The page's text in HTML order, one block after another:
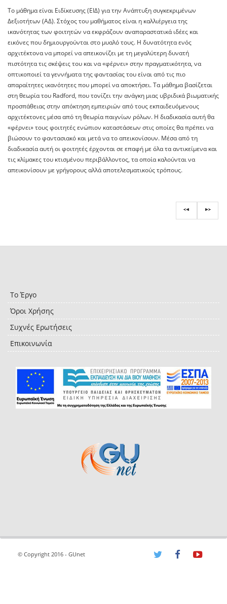
To μάθημα είναι Ειδίκευσης (ΕΙΔ) για την Ανάπτυξη συγκεκριμένων
Δεξιοτήτων (ΑΔ). Στόχος του μαθήματος είναι η καλλιέργεια της
ικανότητας των φοιτητών να εκφράζουν αναπαραστατικά ιδέες και
εικόνες που δημιουργούνται στο μυαλό τους. Η δυνατότητα ενός
αρχιτέκτονα να μπορεί να απεικονίζει με τη μεγαλύτερη δυνατή
πιστότητα τις σκέψεις του και να «φέρνει» στην πραγματικότητα, να
οπτικοποιεί τα γεννήματα της φαντασίας του είναι από τις πιο
απαραίτητες ικανότητες που μπορεί να αποκτήσει. Τα μάθημα βασίζεται
στη θεωρία του Radford, που τονίζει την ανάγκη μιας υβριδικά βιωματικής
προσπάθειας στην απόκτηση εμπειριών από τους εκπαιδευόμενους
αρχιτέκτονες μέσα από τη θεωρία παιγνίων ρόλων. Η διαδικασία αυτή θα
«φέρνει» τους φοιτητές ενώπιον καταστάσεων στις οποίες θα πρέπει να
βιώσουν το φαντασιακό και μετά να το απεικονίσουν. Μέσα από τη
διαδικασία αυτή οι φοιτητές έρχονται σε επαφή με όλα τα αντικείμενα και
τις κλίμακες του κτισμένου περιβάλλοντος, τα οποία καλούνται να
απεικονίσουν με γρήγορους αλλά αποτελεσματικούς τρόπους.
Το Έργο
Όροι Χρήσης
Συχνές Ερωτήσεις
Επικοινωνία
© Copyright 2016 - GUnet